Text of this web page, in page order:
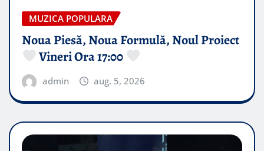
MUZICA POPULARA
Noua Piesă, Noua Formulă, Noul Proiect
Vineri Ora 17:00
admin aug. 5, 2026